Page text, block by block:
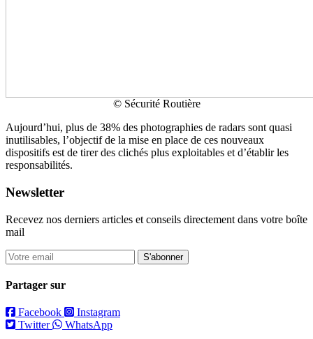
© Sécurité Routière
Aujourd’hui, plus de 38% des photographies de radars sont quasi
inutilisables, l’objectif de la mise en place de ces nouveaux
dispositifs est de tirer des clichés plus exploitables et d’établir les
responsabilités.
Newsletter
Recevez nos derniers articles et conseils directement dans votre boîte
mail
S'abonner
Partager sur
Facebook
Instagram
Twitter
WhatsApp